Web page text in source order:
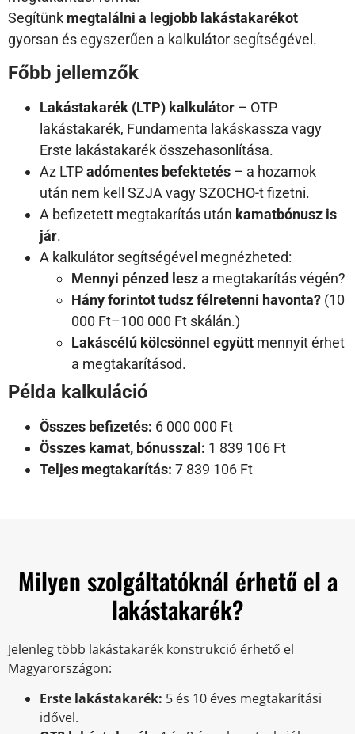
Segítünk megtalálni a legjobb lakástakarékot
gyorsan és egyszerűen a kalkulátor segítségével.
Főbb jellemzők
Lakástakarék (LTP) kalkulátor – OTP
lakástakarék, Fundamenta lakáskassza vagy
Erste lakástakarék összehasonlítása.
Az LTPadómentes befektetés – a hozamok
után nem kell SZJA vagy SZOCHO-t fizetni.
A befizetett megtakarítás után kamatbónusz is
jár.
A kalkulátor segítségével megnézheted:
Mennyi pénzed lesz a megtakarítás végén?
Hány forintot tudsz félretenni havonta? (10
000 Ft–100 000 Ft skálán.)
Lakáscélú kölcsönnel együtt mennyit érhet
a megtakarításod.
Példa kalkuláció
Összes befizetés: 6 000 000 Ft
Összes kamat, bónusszal: 1 839 106 Ft
Teljes megtakarítás: 7 839 106 Ft
Milyen szolgáltatóknál érhető el a
lakástakarék?
Jelenleg több lakástakarék konstrukció érhető el
Magyarországon:
Erste lakástakarék: 5 és 10 éves megtakarítási
idővel.